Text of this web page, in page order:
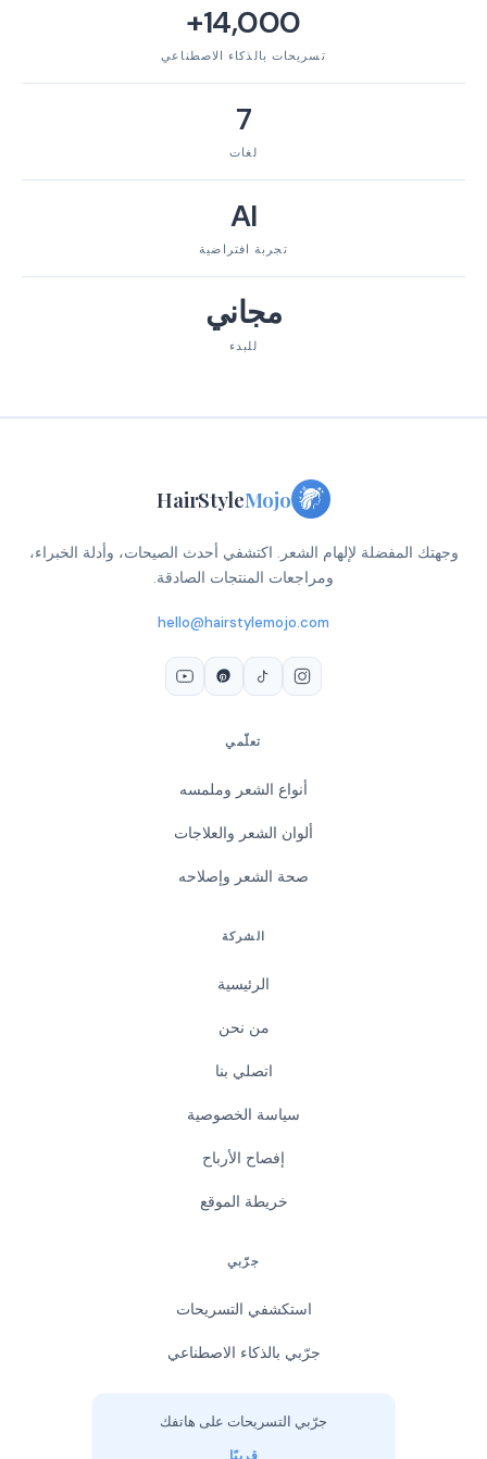
14,000+
تسريحات بالذكاء الاصطناعي
7
لغات
AI
تجربة افتراضية
مجاني
للبدء
HairStyleMojo
وجهتك المفضلة لإلهام الشعر. اكتشفي أحدث الصيحات، وأدلة الخبراء،
ومراجعات المنتجات الصادقة.
hello@hairstylemojo.com
تعلّمي
أنواع الشعر وملمسه
ألوان الشعر والعلاجات
صحة الشعر وإصلاحه
الشركة
الرئيسية
من نحن
اتصلي بنا
سياسة الخصوصية
إفصاح الأرباح
خريطة الموقع
جرّبي
استكشفي التسريحات
جرّبي بالذكاء الاصطناعي
جرّبي التسريحات على هاتفك
قريبًا